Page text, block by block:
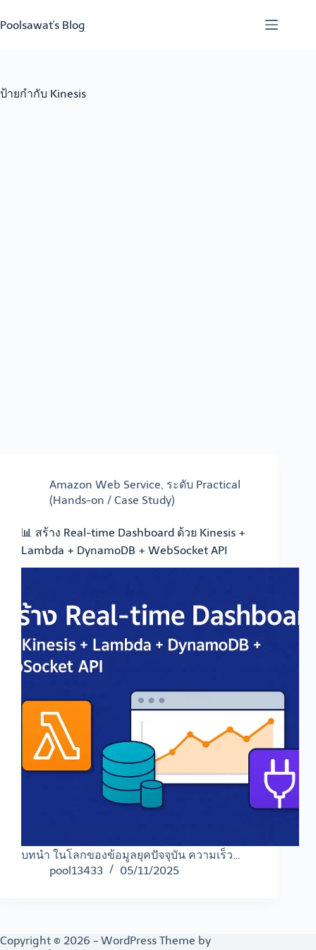
to
content
Poolsawat's Blog
ป้ายกำกับ Kinesis
Amazon Web Service, ระดับ Practical
(Hands-on / Case Study)
📊 สร้าง Real-time Dashboard ด้วย Kinesis +
Lambda + DynamoDB + WebSocket API
บทนำ ในโลกของข้อมูลยุคปัจจุบัน ความเร็ว…
pool13433
05/11/2025
Copyright © 2026 - WordPress Theme by